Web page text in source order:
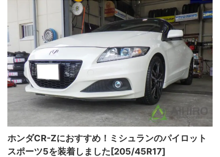
ホンダCR-Zにおすすめ！ミシュランのパイロット
スポーツ5を装着しました[205/45R17]